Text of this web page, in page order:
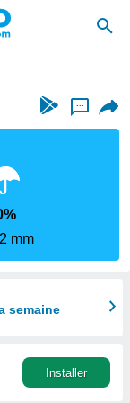
...
mm
semaine
Installer